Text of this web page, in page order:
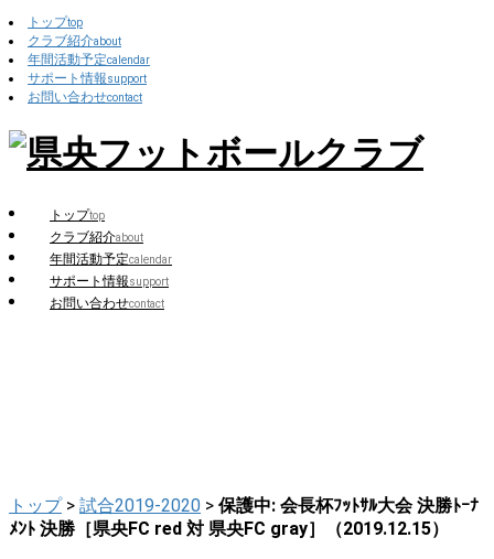
トップtop
クラブ紹介about
年間活動予定calendar
サポート情報support
お問い合わせcontact
トップtop
クラブ紹介about
年間活動予定calendar
サポート情報support
お問い合わせcontact
トップ> 試合2019-2020 > 保護中: 会長杯ﾌｯﾄｻﾙ大会 決勝ﾄｰﾅ
ﾒﾝﾄ 決勝［県央FC red 対 県央FC gray］（2019.12.15）